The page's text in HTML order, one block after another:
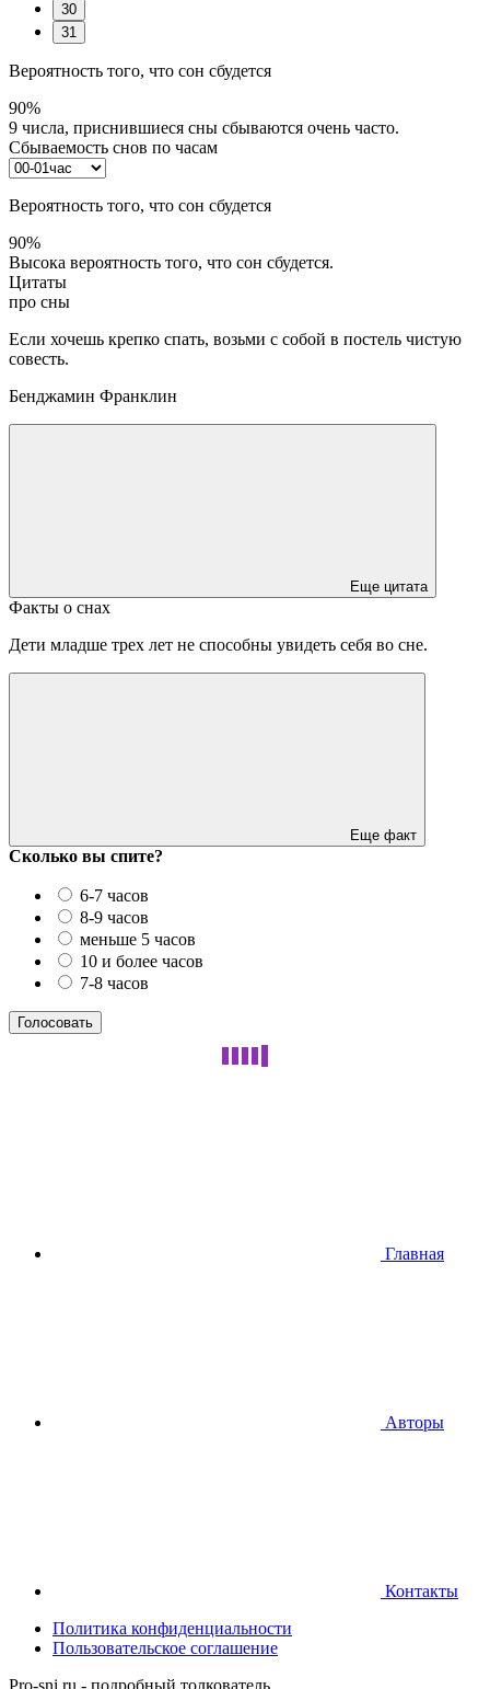
30
31
Вероятность того, что сон сбудется
90%
9 числа, приснившиеся сны сбываются очень часто.
Сбываемость снов по часам
Вероятность того, что сон сбудется
90%
Высока вероятность того, что сон сбудется.
Цитаты
про сны
Если хочешь крепко спать, возьми с собой в постель чистую
совесть.
Бенджамин Франклин
Еще цитата
Факты о снах
Дети младше трех лет не способны увидеть себя во сне.
Еще факт
Сколько вы спите?
6-7 часов
8-9 часов
меньше 5 часов
10 и более часов
7-8 часов
Главная
Авторы
Контакты
Политика конфиденциальности
Пользовательское соглашение